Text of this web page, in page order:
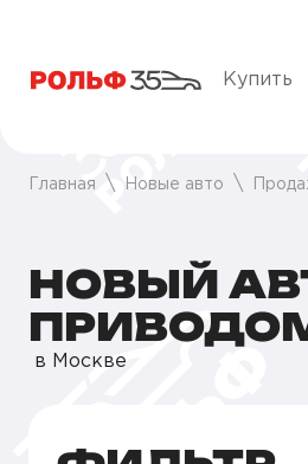
Купить
Главная Новые авто
НОВЫЙ
в Москве